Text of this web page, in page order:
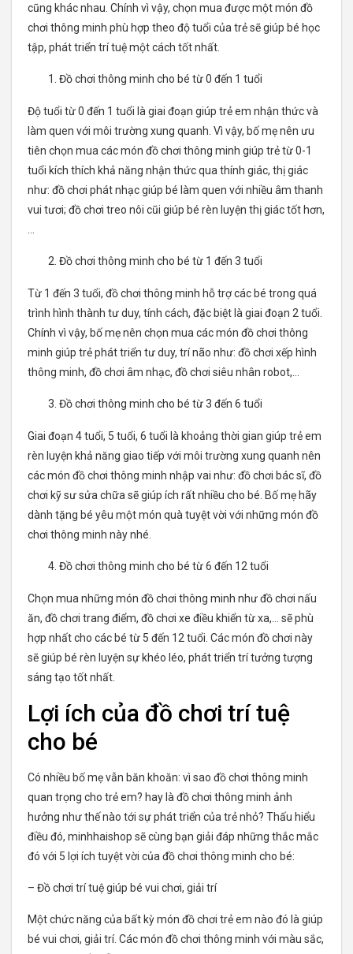
cũng khác nhau. Chính vì vậy, chọn mua được một món đồ
chơi thông minh phù hợp theo độ tuổi của trẻ sẽ giúp bé học
tập, phát triển trí tuệ một cách tốt nhất.
Đồ chơi thông minh cho bé từ 0 đến 1 tuổi
Độ tuổi từ 0 đến 1 tuổi là giai đoạn giúp trẻ em nhận thức và
làm quen với môi trường xung quanh. Vì vậy, bố mẹ nên ưu
tiên chọn mua các món đồ chơi thông minh giúp trẻ từ 0-1
tuổi kích thích khả năng nhận thức qua thính giác, thị giác
như: đồ chơi phát nhạc giúp bé làm quen với nhiều âm thanh
vui tươi; đồ chơi treo nôi cũi giúp bé rèn luyện thị giác tốt hơn,
Đồ chơi thông minh cho bé từ 1 đến 3 tuổi
Từ 1 đến 3 tuổi, đồ chơi thông minh hỗ trợ các bé trong quá
trình hình thành tư duy, tính cách, đặc biệt là giai đoạn 2 tuổi.
Chính vì vậy, bố mẹ nên chọn mua các món đồ chơi thông
minh giúp trẻ phát triển tư duy, trí não như: đồ chơi xếp hình
thông minh, đồ chơi âm nhạc, đồ chơi siêu nhân robot,…
Đồ chơi thông minh cho bé từ 3 đến 6 tuổi
Giai đoạn 4 tuổi, 5 tuổi, 6 tuổi là khoảng thời gian giúp trẻ em
rèn luyện khả năng giao tiếp với môi trường xung quanh nên
các món đồ chơi thông minh nhập vai như: đồ chơi bác sĩ, đồ
chơi kỹ sư sửa chữa sẽ giúp ích rất nhiều cho bé. Bố mẹ hãy
dành tặng bé yêu một món quà tuyệt vời với những món đồ
chơi thông minh này nhé.
Đồ chơi thông minh cho bé từ 6 đến 12 tuổi
Chọn mua những món đồ chơi thông minh như đồ chơi nấu
ăn, đồ chơi trang điểm, đồ chơi xe điều khiển từ xa,… sẽ phù
hợp nhất cho các bé từ 5 đến 12 tuổi. Các món đồ chơi này
sẽ giúp bé rèn luyện sự khéo léo, phát triển trí tưởng tượng
sáng tạo tốt nhất.
Lợi ích của đồ chơi trí tuệ
cho bé
Có nhiều bố mẹ vẫn băn khoăn: vì sao đồ chơi thông minh
quan trọng cho trẻ em? hay là đồ chơi thông minh ảnh
hưởng như thế nào tới sự phát triển của trẻ nhỏ? Thấu hiểu
điều đó, minhhaishop sẽ cùng bạn giải đáp những thắc mắc
đó với 5 lợi ích tuyệt vời của đồ chơi thông minh cho bé:
– Đồ chơi trí tuệ giúp bé vui chơi, giải trí
Một chức năng của bất kỳ món đồ chơi trẻ em nào đó là giúp
bé vui chơi, giải trí. Các món đồ chơi thông minh với màu sắc,